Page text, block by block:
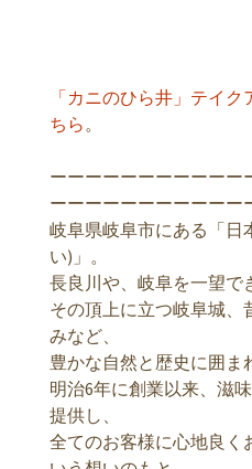
「カニのひら井」テイ
ちら 。
ーーーーーーーーーーー
ーーーーーーーーーーー
岐阜県岐阜市にある「日
い)」。
長良川や、岐阜を一望で
その頂上に立つ岐阜城、
みなど、
豊かな自然と歴史に囲ま
明治6年に創業以来、滋
提供し、
全てのお客様に心地良く